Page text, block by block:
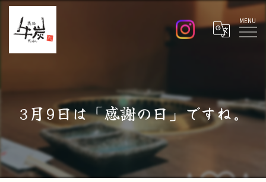
Menu
3月9日は「感謝の日」ですね。